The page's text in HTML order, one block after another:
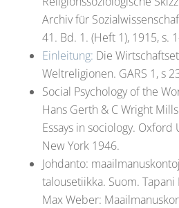
Archiv für
41. Bd. 1. (Heft 1), 1915, s.
Einleitung: Die
Weltreligionen. GARS 1, s
Social Psychology of the
Hans Gerth & C Wright
Essays in sociology. Oxford
New York 1946.
Johdanto:
talousetiikka. Suom.
Max Weber: